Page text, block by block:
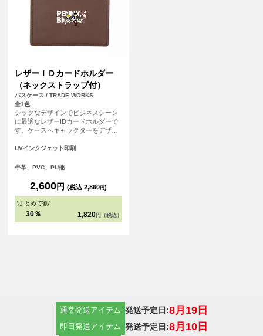
レザーＩＤカードホルダー
（ネックストラップ付）
パスケース / TRADE WORKS
全1色
シックなデザインでビジネスシーン
に最適なレザーIDカードホルダーで
す。ケースへキャラクターをデザイ
ることで高級感のあるアイテムにな
UVインクジェット印刷
牛革、PVC、PU他
2,600円 (税込 2,860円)
\まとめて割/
30％ 1,820 円（税込）
通常発送アイテム 発送予定日:8月19日
即日発送アイテム 発送予定日:8月10日